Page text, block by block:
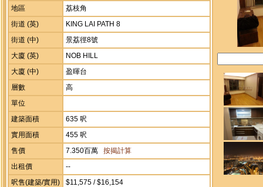
地區
荔枝角
街道 (英)
KING LAI PATH 8
街道 (中)
景荔徑8號
大廈 (英)
NOB HILL
大廈 (中)
盈暉台
層數
高
單位
建築面積
635 呎
實用面積
455 呎
售價
7.350百萬 按揭計算
出租價
--
呎售(建築/實用)
$11,575 / $16,154